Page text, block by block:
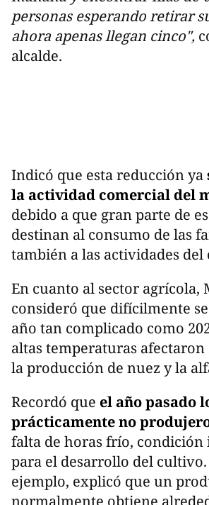
personas esperando retirar
ahora apenas llegan cinco",
alcalde.
Indicó que esta reducción ya
la actividad comercial del
debido a que gran parte de
destinan al consumo de las
también a las actividades del
En cuanto al sector agrícola,
consideró que difícilmente
año tan complicado como
altas temperaturas
la producción de nuez y la
Recordó que el año pasado
prácticamente no
falta de horas frío, condición
para el desarrollo del cultivo.
ejemplo, explicó que un
normalmente obtiene